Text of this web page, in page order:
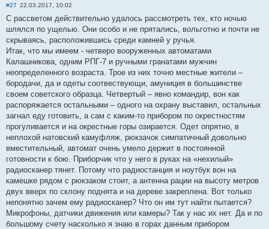
#27 22.03.2017, 10:02
С рассветом действительно удалось рассмотреть тех, кто ночью
шлялся по ущелью. Они особо и не прятались, вольготно и почти не
скрываясь, расположившись среди камней у ручья.
Итак, что мы имеем - четверо вооруженных автоматами
Калашникова, одним РПГ-7 и ручными гранатами мужчин
неопределенного возраста. Трое из них точно местные жители –
бородачи, да и одеты соотвествующи, амуниция в большинстве
своем советского образца. Четвертый – явно командир, вон как
распоряжается остальными – одного на охрану выставил, остальных
загнал еду готовить, а сам с каким-то прибором по окрестностям
прогуливается и на окрестные горы озирается. Одет опрятно, в
неплохой натовский камуфляж, рюкзачок симпатичный довольно
вместительный, автомат очень умело держит в постоянной
готовности к бою. Приборчик что у него в руках на «нехилый»
радиосканер тянет. Потому что радиостанция и ноутбук вон на
камешке рядом с рюкзаком стоит, а антенна рации на высоту метров
двух вверх по склону поднята и на дереве закреплена. Вот только
непонятно зачем ему радиосканер? Что он им тут найти пытается?
Микрофоны, датчики движения или камеры? Так у нас их нет. Да и по
большому счету насколько я знаю в горах данным прибором